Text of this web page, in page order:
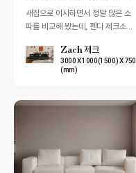
새집으로 이사하면서 정말 많은 소
파를 비교해 봤는데, 펜다 제크소파
치해서 사용할 수 있는 소파는 처음
이었습니다.…
Zach 제크
3000 X 1000(1500) X 750
(mm)